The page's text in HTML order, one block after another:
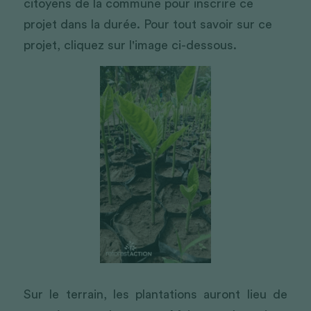
citoyens de la commune pour inscrire ce
projet dans la durée. Pour tout savoir sur ce
projet, cliquez sur l'image ci-dessous.
Sur le terrain, les plantations auront lieu de